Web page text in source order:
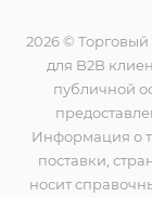
2026 ©
для B2B
публичной
Информация о
поставки,
носит